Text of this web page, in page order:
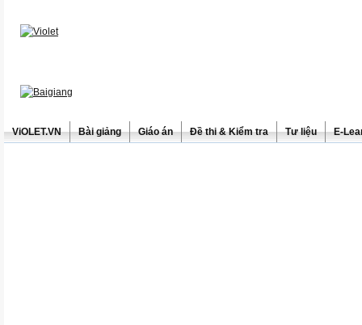
ViOLET.VN Bài giảng Giáo án Đề thi & Kiểm tra Tư liệu E-